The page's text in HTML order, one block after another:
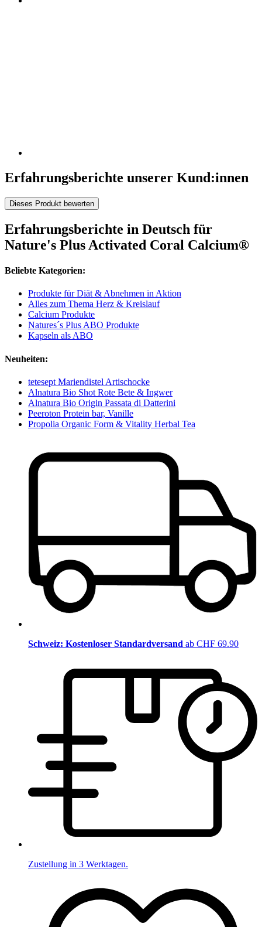
Erfahrungsberichte unserer Kund:innen
Dieses Produkt bewerten
Erfahrungsberichte in Deutsch für
Nature's Plus Activated Coral Calcium®
Beliebte Kategorien:
Produkte für Diät & Abnehmen in Aktion
Alles zum Thema Herz & Kreislauf
Calcium Produkte
Natures´s Plus ABO Produkte
Kapseln als ABO
Neuheiten:
tetesept Mariendistel Artischocke
Alnatura Bio Shot Rote Bete & Ingwer
Alnatura Bio Origin Passata di Datterini
Peeroton Protein bar, Vanille
Propolia Organic Form & Vitality Herbal Tea
Schweiz: Kostenloser Standardversand ab CHF 69.90
Zustellung in 3 Werktagen.